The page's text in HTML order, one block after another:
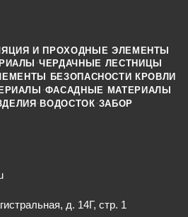
д. 14Г, стр. 1
И ПРОХОДНЫЕ ЭЛЕМЕНТЫ
·ЧЕРДАЧНЫЕ ЛЕСТНИЦЫ
БЕЗОПАСНОСТИ КРОВЛИ
·ФАСАДНЫЕ МАТЕРИАЛЫ
·ВОДОСТОК ·ЗАБОР